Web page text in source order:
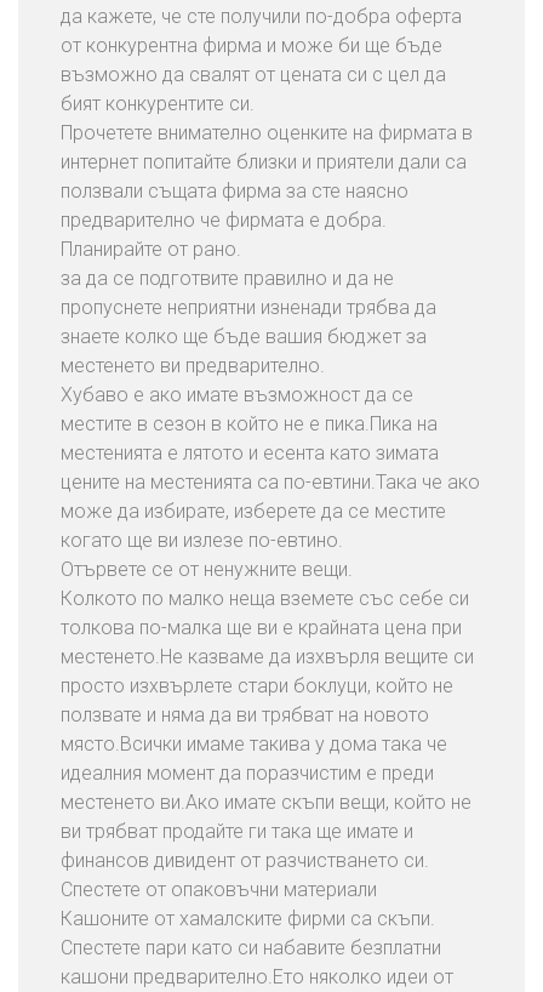
да кажете, че сте получили по-добра оферта
от конкурентна фирма и може би ще бъде
възможно да свалят от цената си с цел да
бият конкурентите си.
Прочетете внимателно оценките на фирмата в
интернет попитайте близки и приятели дали са
ползвали същата фирма за сте наясно
предварително че фирмата е добра.
Планирайте от рано.
за да се подготвите правилно и да не
пропуснете неприятни изненади трябва да
знаете колко ще бъде вашия бюджет за
местенето ви предварително.
Хубаво е ако имате възможност да се
местите в сезон в който не е пика.Пика на
местенията е лятото и есента като зимата
цените на местенията са по-евтини.Така че ако
може да избирате, изберете да се местите
когато ще ви излезе по-евтино.
Отървете се от ненужните вещи.
Колкото по малко неща вземете със себе си
толкова по-малка ще ви е крайната цена при
местенето.Не казваме да изхвърля вещите си
просто изхвърлете стари боклуци, който не
ползвате и няма да ви трябват на новото
място.Всички имаме такива у дома така че
идеалния момент да поразчистим е преди
местенето ви.Ако имате скъпи вещи, който не
ви трябват продайте ги така ще имате и
финансов дивидент от разчистването си.
Спестете от опаковъчни материали
Кашоните от хамалските фирми са скъпи.
Спестете пари като си набавите безплатни
кашони предварително.Ето няколко идеи от